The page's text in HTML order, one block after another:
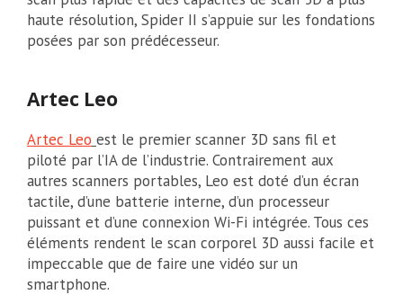
haute résolution, Spider II s’appuie sur les fondations
posées par son prédécesseur.
Artec Leo
Artec Leo est le premier scanner 3D sans fil et
piloté par l’IA de l’industrie. Contrairement aux
autres scanners portables, Leo est doté d’un écran
tactile, d’une batterie interne, d’un processeur
puissant et d’une connexion Wi-Fi intégrée. Tous ces
éléments rendent le scan corporel 3D aussi facile et
impeccable que de faire une vidéo sur un
smartphone.